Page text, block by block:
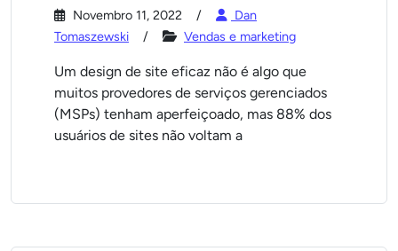
Novembro 11, 2022
Dan
Tomaszewski
Vendas e marketing
Um design de site eficaz não é algo que
muitos provedores de serviços gerenciados
(MSPs) tenham aperfeiçoado, mas 88% dos
usuários de sites não voltam a